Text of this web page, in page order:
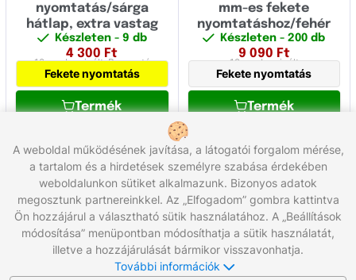
nyomtatás/sárga
hátlap, extra vastag
Készleten - 9 db
4 300 Ft
12 mmLaminált,Ragasztó
Fekete nyomtatás
Termék
mm-es fekete
nyomtatáshoz/fehér
hátlaphoz, laminált
Készleten- 200 db
9 090 Ft
12 mmLaminált
Fekete nyomtatás
Termék
Összesen 88 termék
1 2 3 4 5
Hívjon minket: +36 96/566-292
Munkanapokon 8:00 - 17:00
A weboldal működésének javítása, a látogatói forgalom mérése,
a tartalom és a hirdetések személyre szabása érdekében
weboldalunkon sütiket alkalmazunk. Bizonyos adatok
megosztunk partnereinkkel. Az „Elfogadom” gombra kattintva
Ön hozzájárul a választható sütik használatához. A „Beállítások
módosítása” menüpontban módosíthatja a sütik használatát,
illetve a hozzájárulását bármikor visszavonhatja.
További információk